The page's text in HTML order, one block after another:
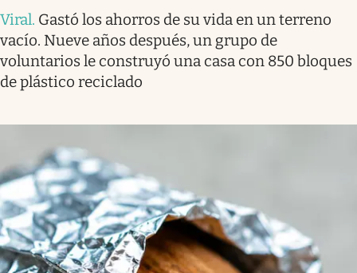
Viral. Gastó los ahorros de su vida en un terreno
vacío. Nueve años después, un grupo de
voluntarios le construyó una casa con 850 bloques
de plástico reciclado